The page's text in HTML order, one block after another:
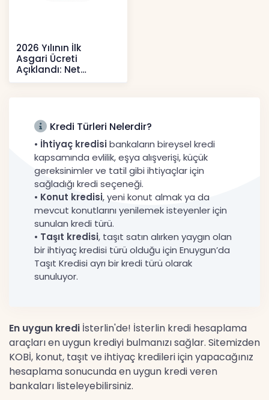
2026 Yılının İlk
Asgari Ücreti
Açıklandı: Net
52.738 TL, Ek Destek
Kredi Türleri Nelerdir?
• İhtiyaç kredisibankaların bireysel kredi
kapsamında evlilik, eşya alışverişi, küçük
gereksinimler ve tatil gibi ihtiyaçlar için
sağladığı kredi seçeneği.
• Konut kredisi, yeni konut almak ya da
mevcut konutlarını yenilemek isteyenler için
sunulan kredi türü.
• Taşıt kredisi, taşıt satın alırken yaygın olan
bir ihtiyaç kredisi türü olduğu için Enuygun’da
Taşıt Kredisi ayrı bir kredi türü olarak
sunuluyor.
En uygun kredi İsterlin'de! İsterlin kredi hesaplama
araçları en uygun krediyi bulmanızı sağlar. Sitemizden
KOBİ, konut, taşıt ve ihtiyaç kredileri için yapacağınız
hesaplama sonucunda en uygun kredi veren
bankaları listeleyebilirsiniz.